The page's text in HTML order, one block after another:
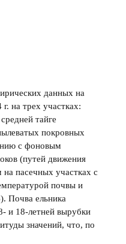
данных на
на трех участках:
тайге
покровных
с фоновым
(путей движения
пасечных участках с
почвы и
Почва ельника
и 18-летней вырубки
значений, что, по